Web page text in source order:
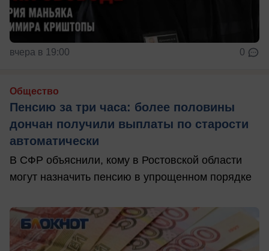
вчера в 19:00 0
Общество
Пенсию за три часа: более половины
дончан получили выплаты по старости
автоматически
В СФР объяснили, кому в Ростовской области
могут назначить пенсию в упрощенном порядке